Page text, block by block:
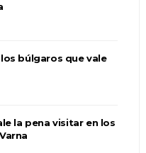
búlgaros que vale
la pena visitar en los